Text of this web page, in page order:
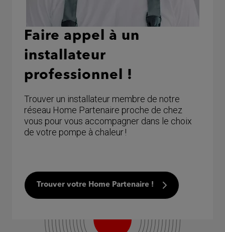
Faire appel à un
installateur
professionnel !
Trouver un installateur membre de notre
réseau Home Partenaire proche de chez
vous pour vous accompagner dans le choix
de votre pompe à chaleur !
Trouver votre Home Partenaire !